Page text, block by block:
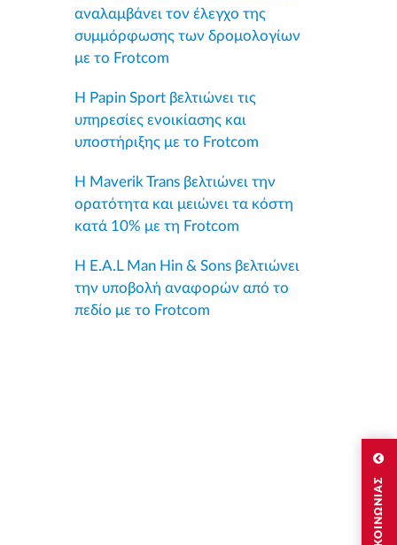
αναλαμβάνει τον έλεγχο της
συμμόρφωσης των δρομολογίων
με το Frotcom
Η Papin Sport βελτιώνει τις
υπηρεσίες ενοικίασης και
υποστήριξης με το Frotcom
Η Maverik Trans βελτιώνει την
ορατότητα και μειώνει τα κόστη
κατά 10% με τη Frotcom
Η E.A.L Man Hin & Sons βελτιώνει
την υποβολή αναφορών από το
πεδίο με το Frotcom